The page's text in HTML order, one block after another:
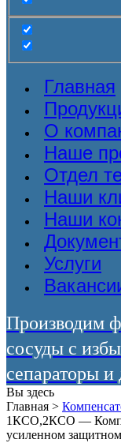
Главная
О
Наше
Отдел
Наши
Наши
Услуги
сосуды с
сепараторы и
Вы здесь
Главная >
1КСО,2КСО —
усиленном